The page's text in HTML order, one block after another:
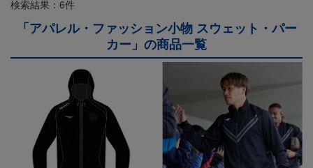
検索結果：6件
「アパレル・ファッション小物 スウェット・パー
カー」の商品一覧